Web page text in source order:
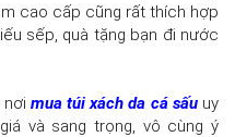
cao cấp cũng rất thích hợp
sếp, quà tặng bạn đi nước
mua túi xách da cá sấuuy
và sang trọng, vô cùng ý